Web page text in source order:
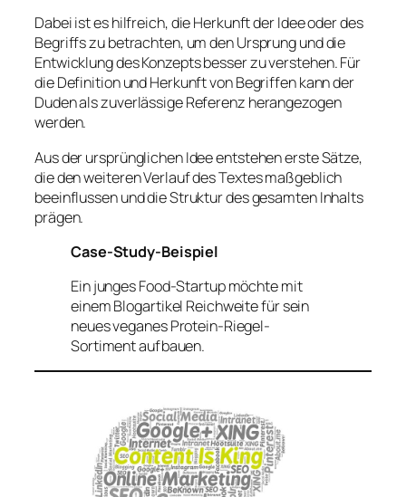
Dabei ist es hilfreich, die Herkunft der Idee oder des
Begriffs zu betrachten, um den Ursprung und die
Entwicklung des Konzepts besser zu verstehen. Für
die Definition und Herkunft von Begriffen kann der
Duden als zuverlässige Referenz herangezogen
werden.
Aus der ursprünglichen Idee entstehen erste Sätze,
die den weiteren Verlauf des Textes maßgeblich
beeinflussen und die Struktur des gesamten Inhalts
prägen.
Case-Study-Beispiel
Ein junges Food-Startup möchte mit
einem Blogartikel Reichweite für sein
neues veganes Protein-Riegel-
Sortiment aufbauen.